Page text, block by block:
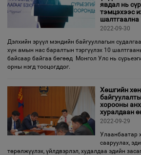
явдал нь
тэмцэхээс
шалтгаална
2022-09-30
Дэлхийн эрүүл мэндийн байгууллагын
хүн амын нас баралтын тэргүүлэх 10
байсаар байгаа бөгөөд Монгол Улс нь
орны нэгд тооцогддог.
Хөшгийн
хорооны
хуралдаан
2022-09-29
Улаанбаатар
сааруулах,
төрөлжүүлэх, үйлдвэрлэл, худалдаа эдийн